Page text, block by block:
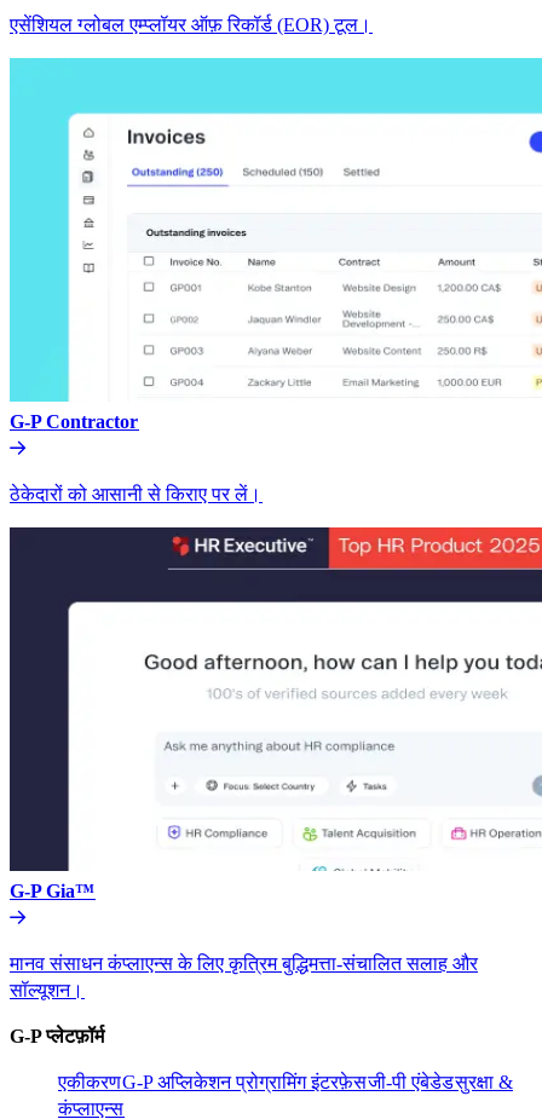
एसेंशियल ग्लोबल एम्प्लॉयर ऑफ़ रिकॉर्ड (EOR) टूल।​​
G-P Contractor​​
ठेकेदारों को आसानी से किराए पर लें।​​
G-P Gia™​​
मानव संसाधन कंप्लाएन्स के लिए कृत्रिम बुद्धिमत्ता-संचालित सलाह और
सॉल्यूशन।​​
G-P प्लेटफ़ॉर्म​​
एकीकरण​​G-P अप्लिकेशन प्रोग्रामिंग इंटरफ़ेस​​जी-पी एंबेडेड​​सुरक्षा &
कंप्लाएन्स​​